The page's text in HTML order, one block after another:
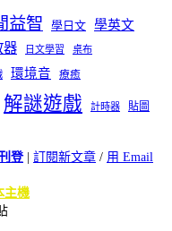
益智 學日文 學英文
器 日文學習 桌布
環境音 療癒
解謎遊戲 計時器
貼圖
登| 訂閱新文章 / 用 Email
主機